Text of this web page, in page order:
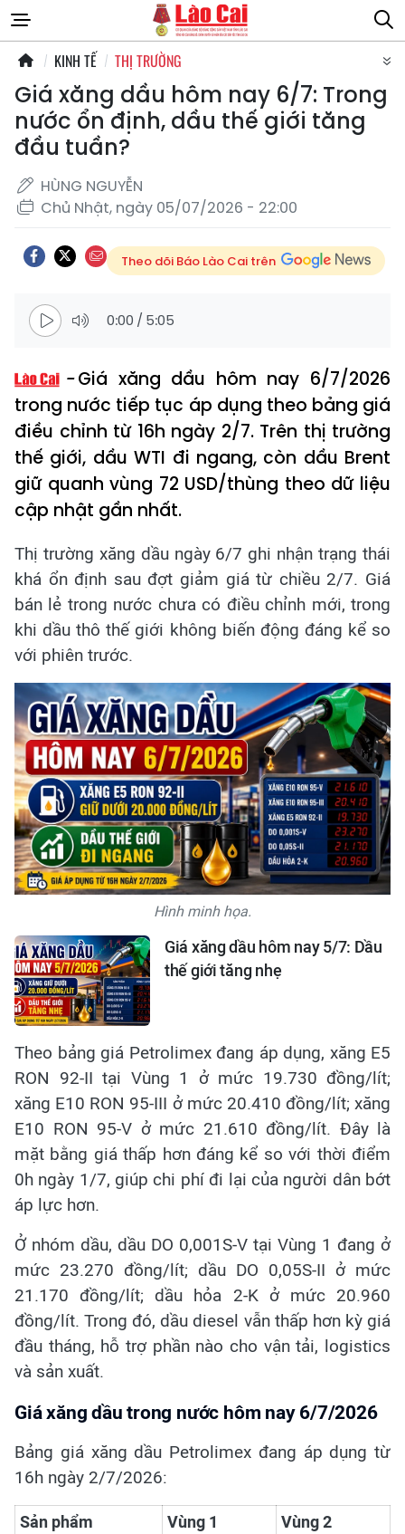
KINH TẾ THỊ TRƯỜNG
Giá xăng dầu hôm nay 6/7: Trong
nước ổn định, dầu thế giới tăng
đầu tuần?
HÙNG NGUYỄN
Chủ Nhật, ngày 05/07/2026 - 22:00
Theo dõi Báo Lào Cai trên
0:00 / 5:05
Giá xăng dầu hôm nay 6/7/2026
trong nước tiếp tục áp dụng theo bảng giá
điều chỉnh từ 16h ngày 2/7. Trên thị trường
thế giới, dầu WTI đi ngang, còn dầu Brent
giữ quanh vùng 72 USD/thùng theo dữ liệu
cập nhật gần nhất.
Thị trường xăng dầu ngày 6/7 ghi nhận trạng thái
khá ổn định sau đợt giảm giá từ chiều 2/7. Giá
bán lẻ trong nước chưa có điều chỉnh mới, trong
khi dầu thô thế giới không biến động đáng kể so
với phiên trước.
Hình minh họa.
Giá xăng dầu hôm nay 5/7: Dầu
thế giới tăng nhẹ
Theo bảng giá Petrolimex đang áp dụng, xăng E5
RON 92-II tại Vùng 1 ở mức 19.730 đồng/lít;
xăng E10 RON 95-III ở mức 20.410 đồng/lít; xăng
E10 RON 95-V ở mức 21.610 đồng/lít. Đây là
mặt bằng giá thấp hơn đáng kể so với thời điểm
0h ngày 1/7, giúp chi phí đi lại của người dân bớt
áp lực hơn.
Ở nhóm dầu, dầu DO 0,001S-V tại Vùng 1 đang ở
mức 23.270 đồng/lít; dầu DO 0,05S-II ở mức
21.170 đồng/lít; dầu hỏa 2-K ở mức 20.960
đồng/lít. Trong đó, dầu diesel vẫn thấp hơn kỳ giá
đầu tháng, hỗ trợ phần nào cho vận tải, logistics
và sản xuất.
Giá xăng dầu trong nước hôm nay 6/7/2026
Bảng giá xăng dầu Petrolimex đang áp dụng từ
16h ngày 2/7/2026:
Sản phẩm Vùng 1
Vùng 2